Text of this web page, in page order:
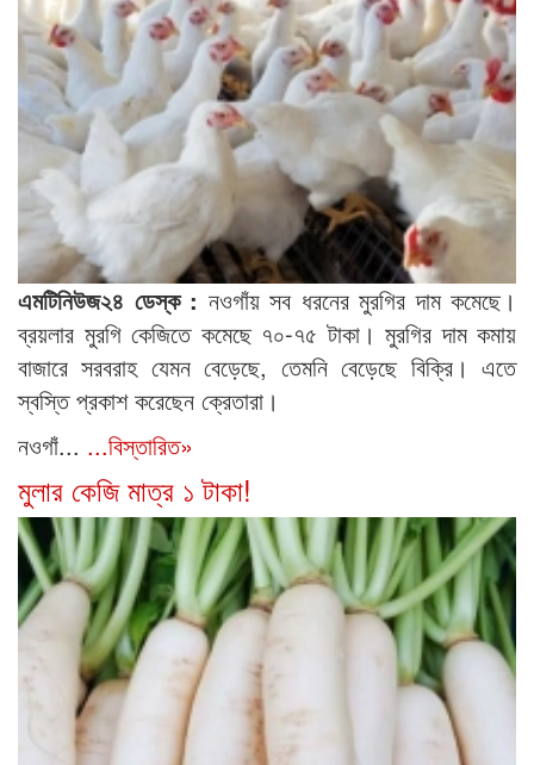
এমটিনিউজ২৪ ডেস্ক : নওগাঁয় সব ধরনের মুরগির দাম কমেছে।
ব্রয়লার মুরগি কেজিতে কমেছে ৭০-৭৫ টাকা। মুরগির দাম কমায়
বাজারে সরবরাহ যেমন বেড়েছে, তেমনি বেড়েছে বিক্রি। এতে
স্বস্তি প্রকাশ করেছেন ক্রেতারা।
নওগাঁ... ...বিস্তারিত»
মুলার কেজি মাত্র ১ টাকা!